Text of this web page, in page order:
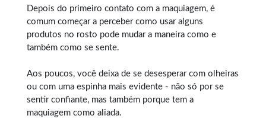
Depois do primeiro contato com a maquiagem, é
comum começar a perceber como usar alguns
produtos no rosto pode mudar a maneira como e
também como se sente.
Aos poucos, você deixa de se desesperar com olheiras
ou com uma espinha mais evidente - não só por se
sentir confiante, mas também porque tem a
maquiagem como aliada.